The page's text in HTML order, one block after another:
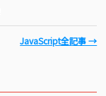
JavaScript全記事 →